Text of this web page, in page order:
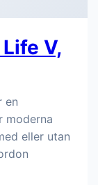
V,
en
moderna
eller utan